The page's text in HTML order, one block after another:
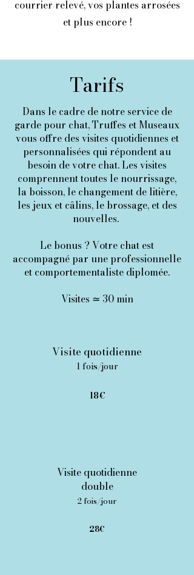
courrier relevé, vos plantes arrosées
et plus encore !
Tarifs
Dans le cadre de notre service de
garde pour chat, Truffes et Museaux
vous offre des visites quotidiennes et
personnalisées qui répondent au
besoin de votre chat. Les visites
comprennent toutes le nourrissage,
la boisson, le changement de litière,
les jeux et câlins, le brossage, et des
nouvelles.
Le bonus ? Votre chat est
accompagné par une professionnelle
et comportementaliste diplomée.
Visites ≃ 30 min
Visite quotidienne
1 fois/jour
18€
Visite quotidienne
double
2 fois/jour
28€